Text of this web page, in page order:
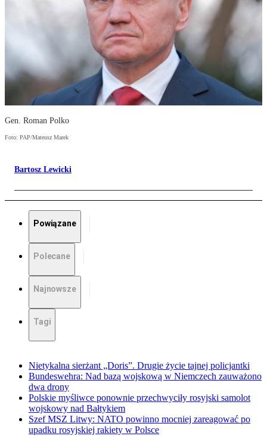
Gen. Roman Polko
Foto: PAP/Mateusz Marek
Bartosz Lewicki
Powiązane
Polecane
Najnowsze
Tagi
Nietykalna sierżant „Doris”. Drugie życie tajnej policjantki
Bundeswehra: Nad bazą wojskową w Niemczech zauważono
dwa drony
Polskie myśliwce ponownie przechwyciły rosyjski samolot
wojskowy nad Bałtykiem
Szef MSZ Litwy: NATO powinno mocniej zareagować po
upadku rosyjskiej rakiety w Polsce